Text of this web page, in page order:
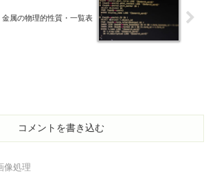
金属の物理的性質・一覧表
コメントを書き込む
像処理